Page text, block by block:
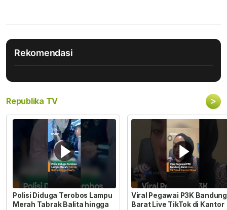
Rekomendasi
Republika TV >
Polisi Diduga Terobos Lampu
Merah Tabrak Balita hingga
Viral Pegawai P3K Bandung
Barat Live TikTok di Kantor